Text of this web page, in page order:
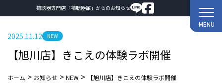
補聴器専門店「補聴器舘」からのお知らせ
MENU
2025.11.12 NEW
【旭川店】きこえの体験ラボ開催
ホーム > お知らせ > NEW > 【旭川店】きこえの体験ラボ開催